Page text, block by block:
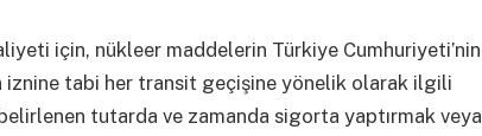
için, nükleer maddelerin Türkiye Cumhuriyeti’nin
iznine tabi her transit geçişine yönelik olarak ilgili
tutarda ve zamanda sigorta yaptırmak veya